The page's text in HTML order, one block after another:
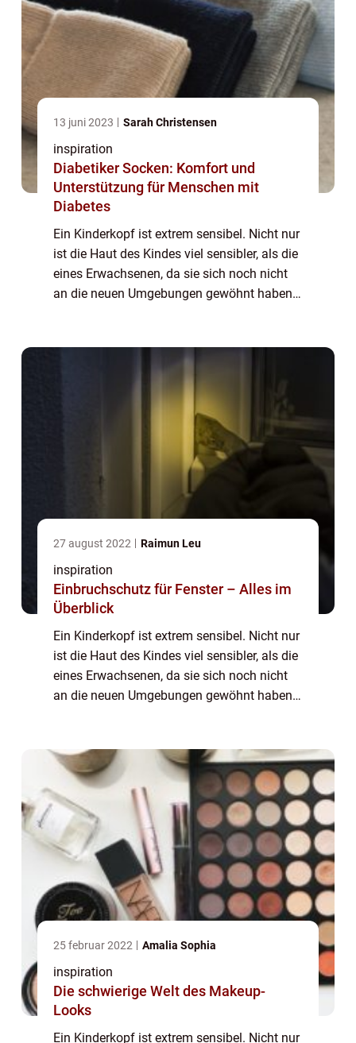
13 juni 2023 Sarah Christensen
inspiration
Diabetiker Socken: Komfort und
Unterstützung für Menschen mit
Diabetes
Ein Kinderkopf ist extrem sensibel. Nicht nur
ist die Haut des Kindes viel sensibler, als die
eines Erwachsenen, da sie sich noch nicht
an die neuen Umgebungen gewöhnt haben
27 august 2022 Raimun Leu
inspiration
Einbruchschutz für Fenster – Alles im
Überblick
Ein Kinderkopf ist extrem sensibel. Nicht nur
ist die Haut des Kindes viel sensibler, als die
eines Erwachsenen, da sie sich noch nicht
an die neuen Umgebungen gewöhnt haben
25 februar 2022 Amalia Sophia
inspiration
Die schwierige Welt des Makeup-
Looks
Ein Kinderkopf ist extrem sensibel. Nicht nur